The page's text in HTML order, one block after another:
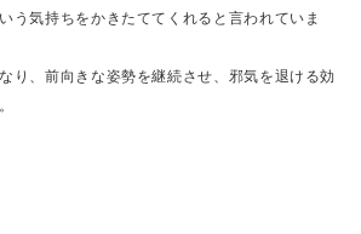
う気持ちをかきたててくれると言われていま
り、前向きな姿勢を継続させ、邪気を退ける効